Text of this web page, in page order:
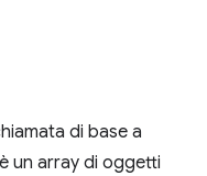
di base a
un array di oggetti